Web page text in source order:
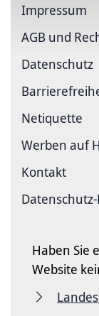
Impressum
AGB und
Datenschutz
Netiquette
Werben auf
Kontakt
Haben Sie
Website